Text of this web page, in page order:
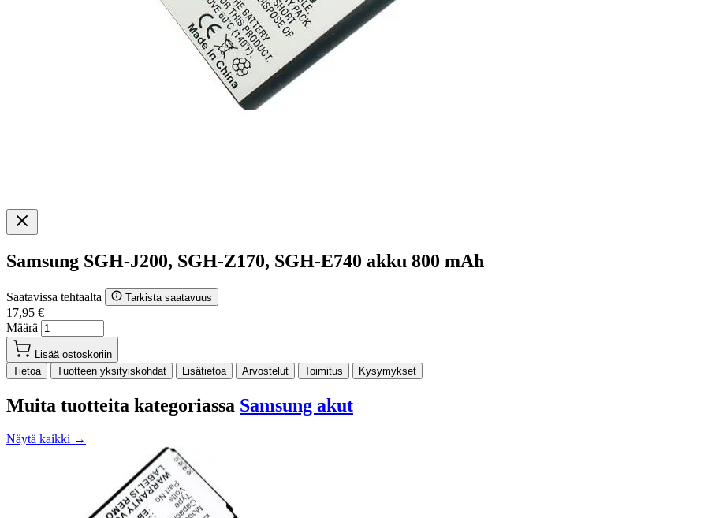
Samsung SGH-J200, SGH-Z170, SGH-E740 akku 800 mAh
Saatavissa tehtaalta Tarkista saatavuus
17,95 €
Määrä
Lisää ostoskoriin
Tietoa
Tuotteen yksityiskohdat Lisätietoa Arvostelut Toimitus Kysymykset
Muita tuotteita kategoriassa Samsung akut
Näytä kaikki →